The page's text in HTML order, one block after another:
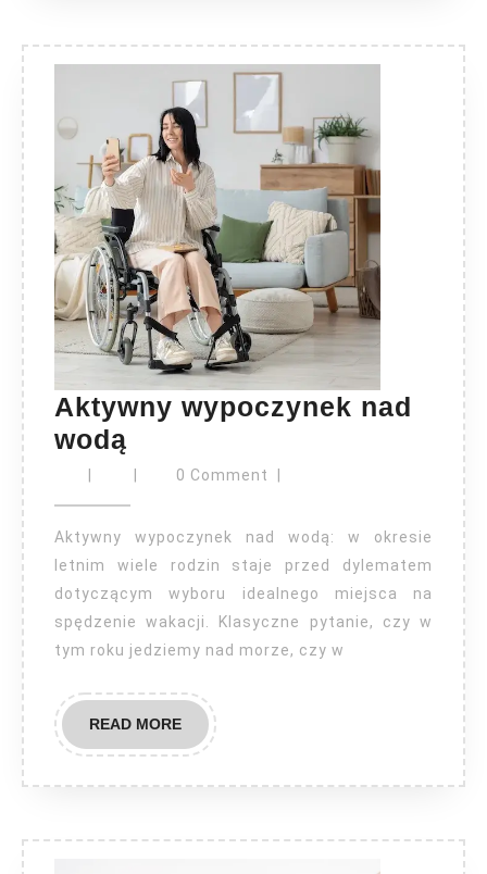
Aktywny wypoczynek nad
wodą
wypoczynek
nad
wodą
0 Comment
Aktywny wypoczynek nad wodą: w okresie
letnim wiele rodzin staje przed dylematem
dotyczącym wyboru idealnego miejsca na
spędzenie wakacji. Klasyczne pytanie, czy w
tym roku jedziemy nad morze, czy w
READ MOREREAD
MORE